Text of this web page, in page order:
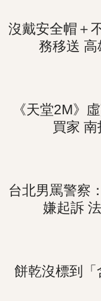
沒戴安全帽＋
務移送
《天堂2M》
買家
台北男罵警察
嫌起訴
餅乾沒標到